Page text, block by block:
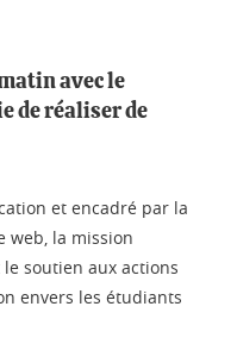
avec le
de réaliser de
et encadré par la
web, la mission
soutien aux actions
envers les étudiants